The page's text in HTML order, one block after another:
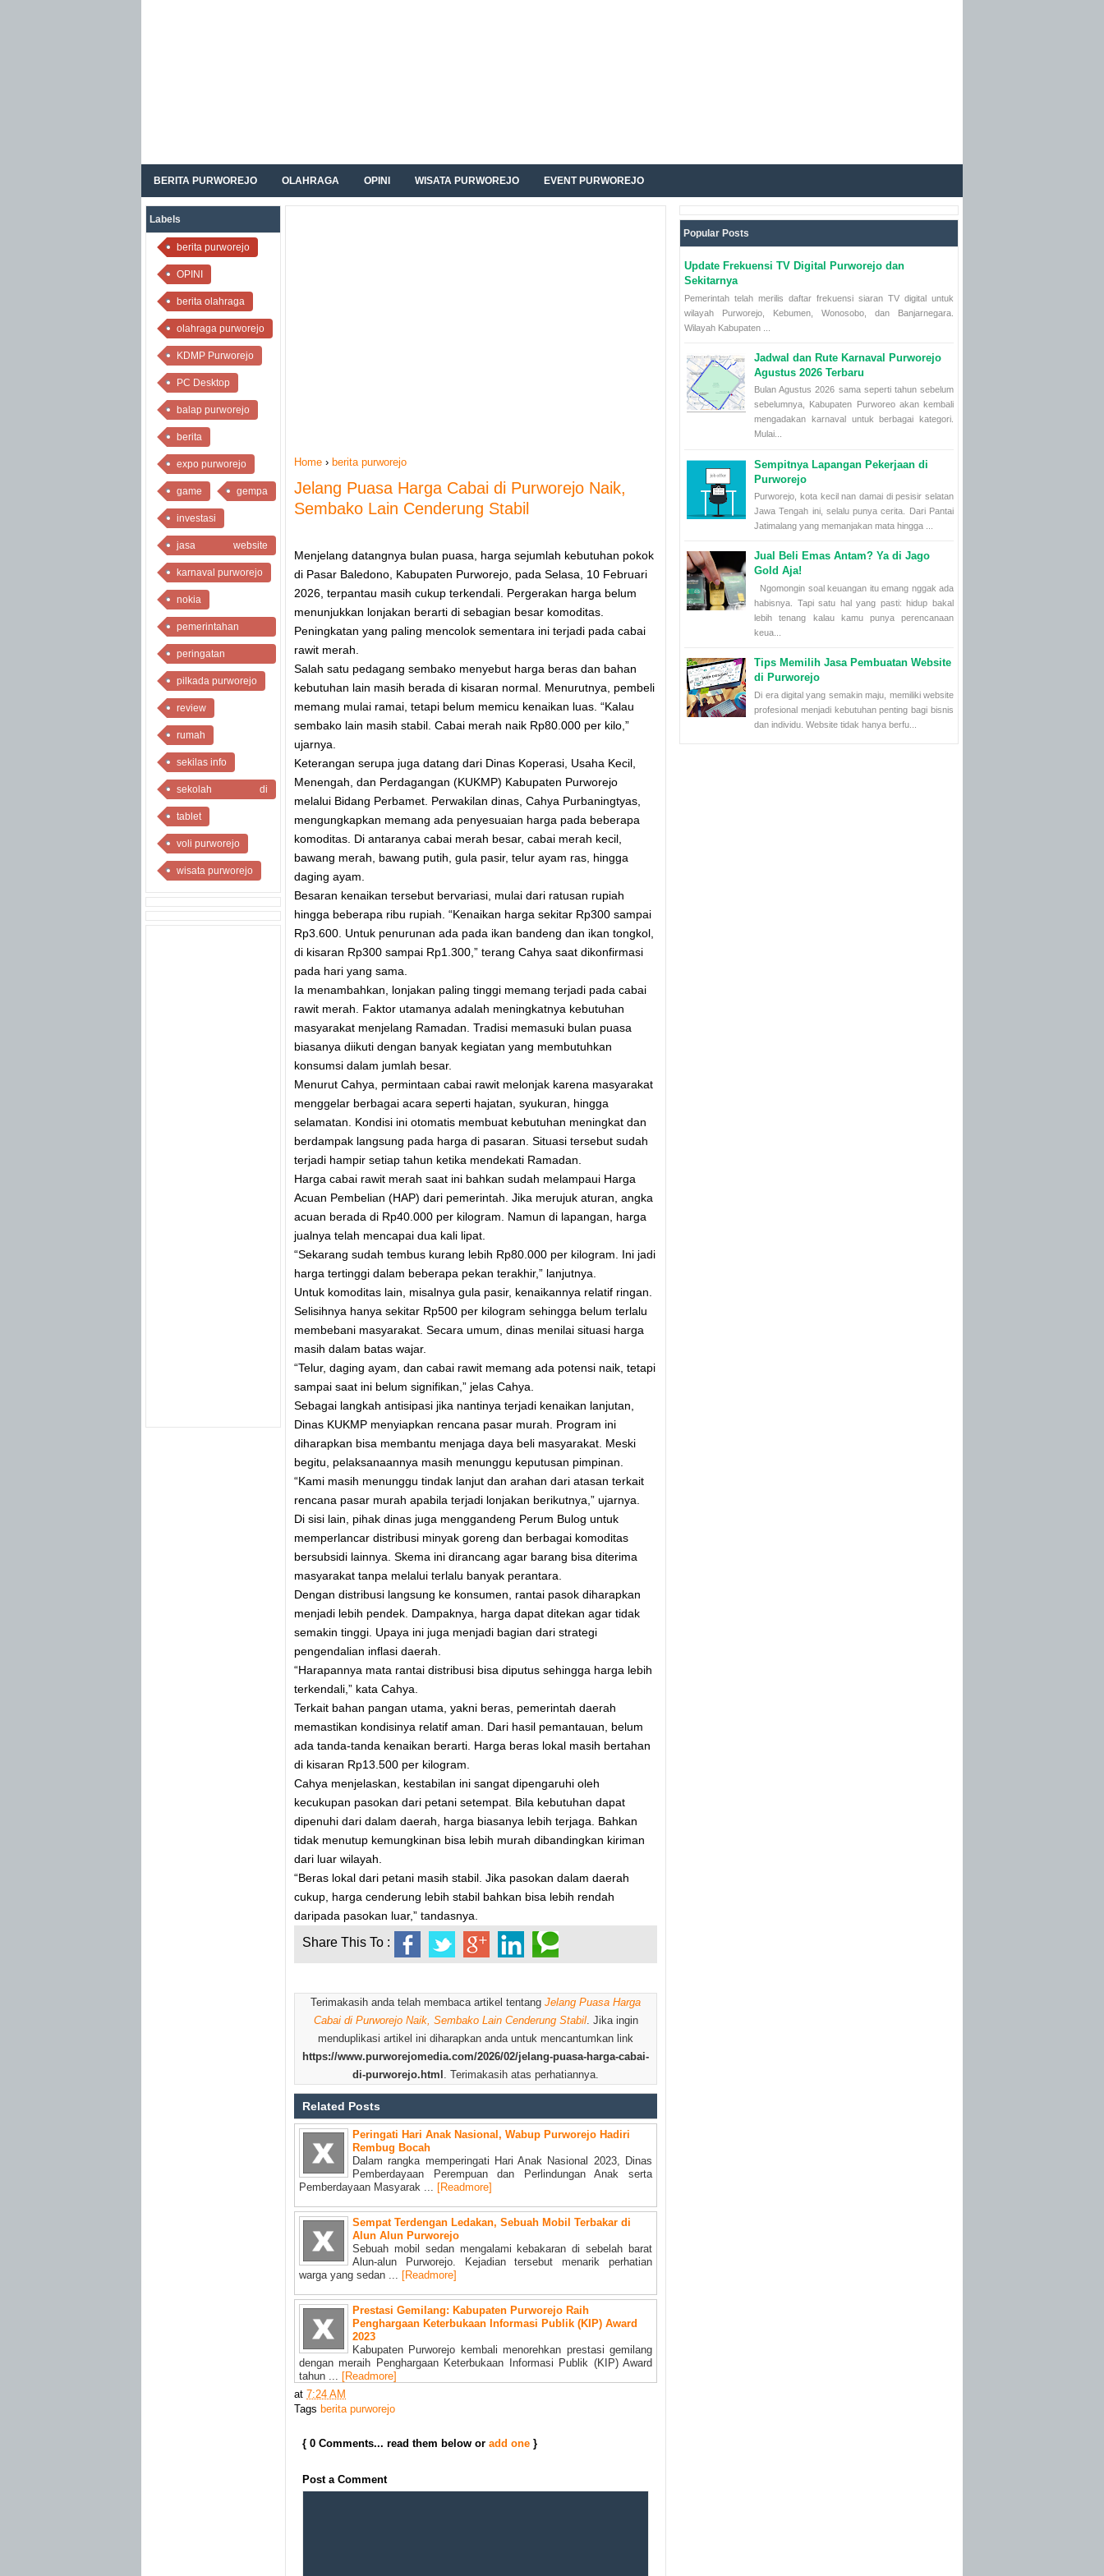
BERITA PURWOREJO OLAHRAGA OPINI WISATA PURWOREJO EVENT PURWOREJO
Labels
berita purworejo
OPINI
berita olahraga
olahraga purworejo
KDMP Purworejo
PC Desktop
balap purworejo
berita
expo purworejo
game gempa
investasi
jasa website
purworejo
karnaval purworejo
nokia
pemerintahan
purworejo
peringatan
kemerdekaan
pilkada purworejo
review
rumah
sekilas info
sekolah di
purworejo
tablet
voli purworejo
wisata purworejo
Home › berita purworejo
Jelang Puasa Harga Cabai di Purworejo Naik,
Sembako Lain Cenderung Stabil
Menjelang datangnya bulan puasa, harga sejumlah kebutuhan pokok
di Pasar Baledono, Kabupaten Purworejo, pada Selasa, 10 Februari
2026, terpantau masih cukup terkendali. Pergerakan harga belum
menunjukkan lonjakan berarti di sebagian besar komoditas.
Peningkatan yang paling mencolok sementara ini terjadi pada cabai
rawit merah.
Salah satu pedagang sembako menyebut harga beras dan bahan
kebutuhan lain masih berada di kisaran normal. Menurutnya, pembeli
memang mulai ramai, tetapi belum memicu kenaikan luas. “Kalau
sembako lain masih stabil. Cabai merah naik Rp80.000 per kilo,”
ujarnya.
Keterangan serupa juga datang dari Dinas Koperasi, Usaha Kecil,
Menengah, dan Perdagangan (KUKMP) Kabupaten Purworejo
melalui Bidang Perbamet. Perwakilan dinas, Cahya Purbaningtyas,
mengungkapkan memang ada penyesuaian harga pada beberapa
komoditas. Di antaranya cabai merah besar, cabai merah kecil,
bawang merah, bawang putih, gula pasir, telur ayam ras, hingga
daging ayam.
Besaran kenaikan tersebut bervariasi, mulai dari ratusan rupiah
hingga beberapa ribu rupiah. “Kenaikan harga sekitar Rp300 sampai
Rp3.600. Untuk penurunan ada pada ikan bandeng dan ikan tongkol,
di kisaran Rp300 sampai Rp1.300,” terang Cahya saat dikonfirmasi
pada hari yang sama.
Ia menambahkan, lonjakan paling tinggi memang terjadi pada cabai
rawit merah. Faktor utamanya adalah meningkatnya kebutuhan
masyarakat menjelang Ramadan. Tradisi memasuki bulan puasa
biasanya diikuti dengan banyak kegiatan yang membutuhkan
konsumsi dalam jumlah besar.
Menurut Cahya, permintaan cabai rawit melonjak karena masyarakat
menggelar berbagai acara seperti hajatan, syukuran, hingga
selamatan. Kondisi ini otomatis membuat kebutuhan meningkat dan
berdampak langsung pada harga di pasaran. Situasi tersebut sudah
terjadi hampir setiap tahun ketika mendekati Ramadan.
Harga cabai rawit merah saat ini bahkan sudah melampaui Harga
Acuan Pembelian (HAP) dari pemerintah. Jika merujuk aturan, angka
acuan berada di Rp40.000 per kilogram. Namun di lapangan, harga
jualnya telah mencapai dua kali lipat.
“Sekarang sudah tembus kurang lebih Rp80.000 per kilogram. Ini jadi
harga tertinggi dalam beberapa pekan terakhir,” lanjutnya.
Untuk komoditas lain, misalnya gula pasir, kenaikannya relatif ringan.
Selisihnya hanya sekitar Rp500 per kilogram sehingga belum terlalu
membebani masyarakat. Secara umum, dinas menilai situasi harga
masih dalam batas wajar.
“Telur, daging ayam, dan cabai rawit memang ada potensi naik, tetapi
sampai saat ini belum signifikan,” jelas Cahya.
Sebagai langkah antisipasi jika nantinya terjadi kenaikan lanjutan,
Dinas KUKMP menyiapkan rencana pasar murah. Program ini
diharapkan bisa membantu menjaga daya beli masyarakat. Meski
begitu, pelaksanaannya masih menunggu keputusan pimpinan.
“Kami masih menunggu tindak lanjut dan arahan dari atasan terkait
rencana pasar murah apabila terjadi lonjakan berikutnya,” ujarnya.
Di sisi lain, pihak dinas juga menggandeng Perum Bulog untuk
memperlancar distribusi minyak goreng dan berbagai komoditas
bersubsidi lainnya. Skema ini dirancang agar barang bisa diterima
masyarakat tanpa melalui terlalu banyak perantara.
Dengan distribusi langsung ke konsumen, rantai pasok diharapkan
menjadi lebih pendek. Dampaknya, harga dapat ditekan agar tidak
semakin tinggi. Upaya ini juga menjadi bagian dari strategi
pengendalian inflasi daerah.
“Harapannya mata rantai distribusi bisa diputus sehingga harga lebih
terkendali,” kata Cahya.
Terkait bahan pangan utama, yakni beras, pemerintah daerah
memastikan kondisinya relatif aman. Dari hasil pemantauan, belum
ada tanda-tanda kenaikan berarti. Harga beras lokal masih bertahan
di kisaran Rp13.500 per kilogram.
Cahya menjelaskan, kestabilan ini sangat dipengaruhi oleh
kecukupan pasokan dari petani setempat. Bila kebutuhan dapat
dipenuhi dari dalam daerah, harga biasanya lebih terjaga. Bahkan
tidak menutup kemungkinan bisa lebih murah dibandingkan kiriman
dari luar wilayah.
“Beras lokal dari petani masih stabil. Jika pasokan dalam daerah
cukup, harga cenderung lebih stabil bahkan bisa lebih rendah
daripada pasokan luar,” tandasnya.
Share This To :
Terimakasih anda telah membaca artikel tentang Jelang Puasa Harga
Cabai di Purworejo Naik, Sembako Lain Cenderung Stabil. Jika ingin
menduplikasi artikel ini diharapkan anda untuk mencantumkan link
https://www.purworejomedia.com/2026/02/jelang-puasa-harga-cabai-
di-purworejo.html . Terimakasih atas perhatiannya.
Related Posts
Peringati Hari Anak Nasional, Wabup Purworejo Hadiri
Rembug Bocah
Dalam rangka memperingati Hari Anak Nasional 2023, Dinas
Pemberdayaan Perempuan dan Perlindungan Anak serta
Pemberdayaan Masyarak ... [Readmore]
Sempat Terdengan Ledakan, Sebuah Mobil Terbakar di
Alun Alun Purworejo
Sebuah mobil sedan mengalami kebakaran di sebelah barat
Alun-alun Purworejo. Kejadian tersebut menarik perhatian
warga yang sedan ... [Readmore]
Prestasi Gemilang: Kabupaten Purworejo Raih
Penghargaan Keterbukaan Informasi Publik (KIP) Award
2023
Kabupaten Purworejo kembali menorehkan prestasi gemilang
dengan meraih Penghargaan Keterbukaan Informasi Publik (KIP) Award
tahun ... [Readmore]
at 7:24 AM
Tags berita purworejo
{ 0 Comments... read them below or add one }
Post a Comment
Popular Posts
Update Frekuensi TV Digital Purworejo dan
Sekitarnya
Pemerintah telah merilis daftar frekuensi siaran TV digital untuk
wilayah Purworejo, Kebumen, Wonosobo, dan Banjarnegara.
Wilayah Kabupaten ...
Jadwal dan Rute Karnaval Purworejo
Agustus 2026 Terbaru
Bulan Agustus 2026 sama seperti tahun sebelum
sebelumnya, Kabupaten Purworeo akan kembali
mengadakan karnaval untuk berbagai kategori.
Mulai...
Sempitnya Lapangan Pekerjaan di
Purworejo
Purworejo, kota kecil nan damai di pesisir selatan
Jawa Tengah ini, selalu punya cerita. Dari Pantai
Jatimalang yang memanjakan mata hingga ...
Jual Beli Emas Antam? Ya di Jago
Gold Aja!
Ngomongin soal keuangan itu emang nggak ada
habisnya. Tapi satu hal yang pasti: hidup bakal
lebih tenang kalau kamu punya perencanaan
keua...
Tips Memilih Jasa Pembuatan Website
di Purworejo
Di era digital yang semakin maju, memiliki website
profesional menjadi kebutuhan penting bagi bisnis
dan individu. Website tidak hanya berfu...